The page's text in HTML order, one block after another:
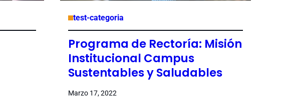
test-categoria
Programa de Rectoría: Misión
Institucional Campus
Sustentables y Saludables
Marzo 17, 2022